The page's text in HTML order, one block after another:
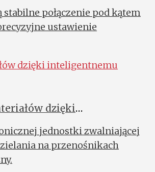
połączenie pod kątem
ustawienie
dzięki
jednostki zwalniającej
na przenośnikach